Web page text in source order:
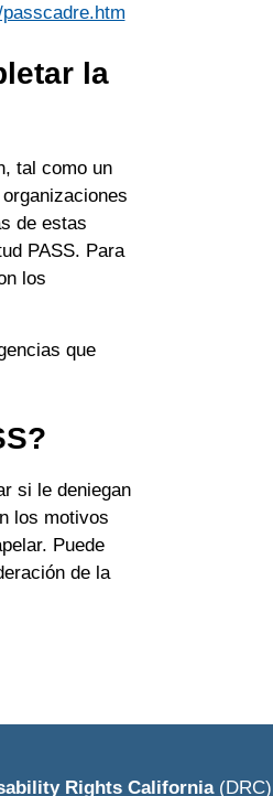
la
tal como un
de estas
PASS. Para
los
que
si le deniegan
los motivos
Puede
de la
Rights California(DRC)